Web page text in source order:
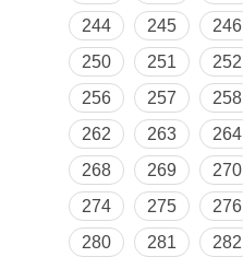
244
245 246
250
251 252
256
257 258
262
263 264
268
269 270
274
275 276
280
281 282